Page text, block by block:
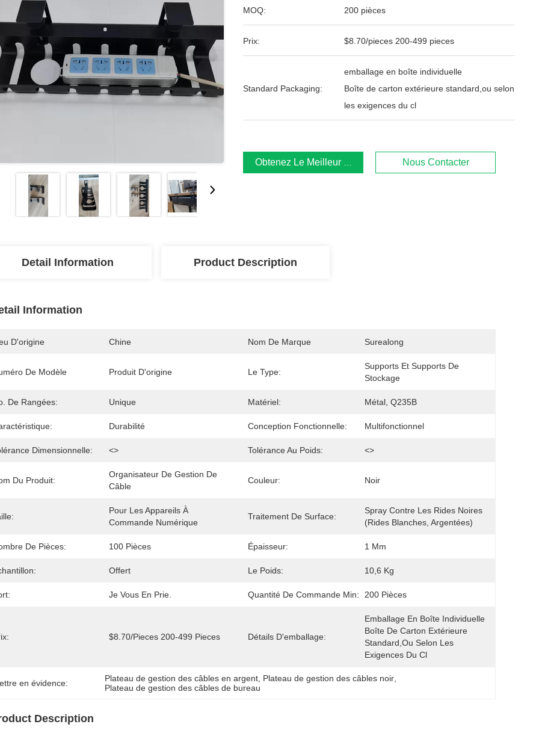
MOQ: 200 pièces
Prix: $8.70/pieces 200-499 pieces
Standard Packaging:
emballage en boîte individuelle
Boîte de carton extérieure standard,ou selon
les exigences du cl
Obtenez Le Meilleur Prix Nous Contacter
Detail Information Product Description
Information
D'origine Chine Nom De Marque Surealong
De Modèle Produit D'origine Le Type:
Supports Et Supports De
Stockage
De Rangées: Unique Matériel: Métal, Q235B
Durabilité Conception Fonctionnelle: Multifonctionnel
Dimensionnelle: <> Tolérance Au Poids: <>
Du Produit:
Organisateur De Gestion De
Câble
Couleur: Noir
Pour Les Appareils À
Commande Numérique
Traitement De Surface:
Spray Contre Les Rides Noires
(rides Blanches, Argentées)
De Pièces: 100 Pièces Épaisseur: 1 Mm
Offert Le Poids: 10,6 Kg
Je Vous En Prie. Quantité De Commande Min: 200 Pièces
$8.70/pieces 200-499 Pieces Détails D'emballage:
Emballage En Boîte Individuelle
Boîte De Carton Extérieure
Standard,ou Selon Les
Exigences Du Cl
en évidence: Plateau de gestion des câbles en argent Plateau de gestion des câbles noir
Plateau de gestion des câbles de bureau
Description